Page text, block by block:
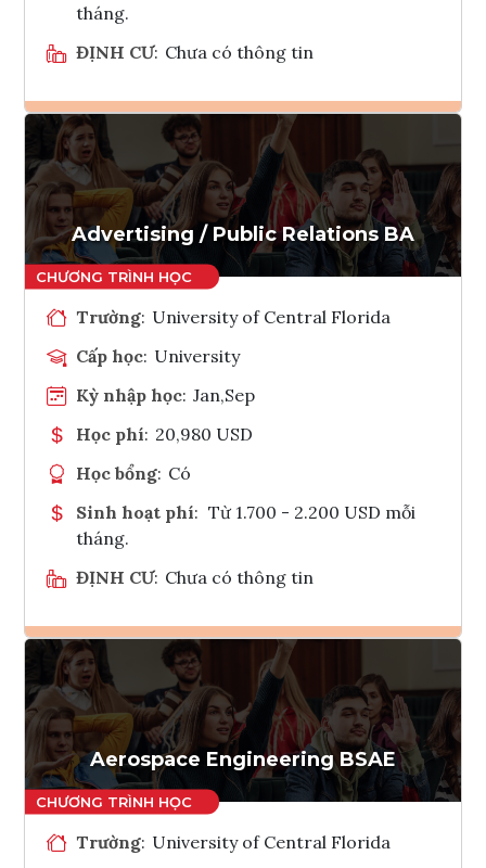
tháng.
ĐỊNH CƯ: Chưa có thông tin
Ghi danh
Tham vấn Interlink
Advertising / Public Relations BA
Trường: University of Central Florida
Cấp học: University
Kỳ nhập học: Jan,Sep
Học phí: 20,980 USD
Học bổng: Có
Sinh hoạt phí: Từ 1.700 - 2.200 USD mỗi
tháng.
ĐỊNH CƯ: Chưa có thông tin
Ghi danh
Tham vấn Interlink
Aerospace Engineering BSAE
Trường: University of Central Florida